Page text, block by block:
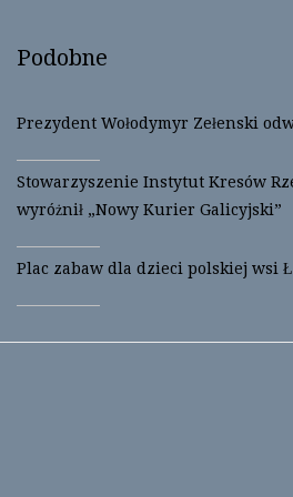
e
p
e
s
i
n
n
e
w
i
n
o
o
O
p
s
i
n
n
w
i
)
Podobne
Prezydent Wołodymyr Zełenski
Stowarzyszenie Instytut Kresów
wyróżnił „Nowy Kurier Galicyjski”
Plac zabaw dla dzieci polskiej wsi